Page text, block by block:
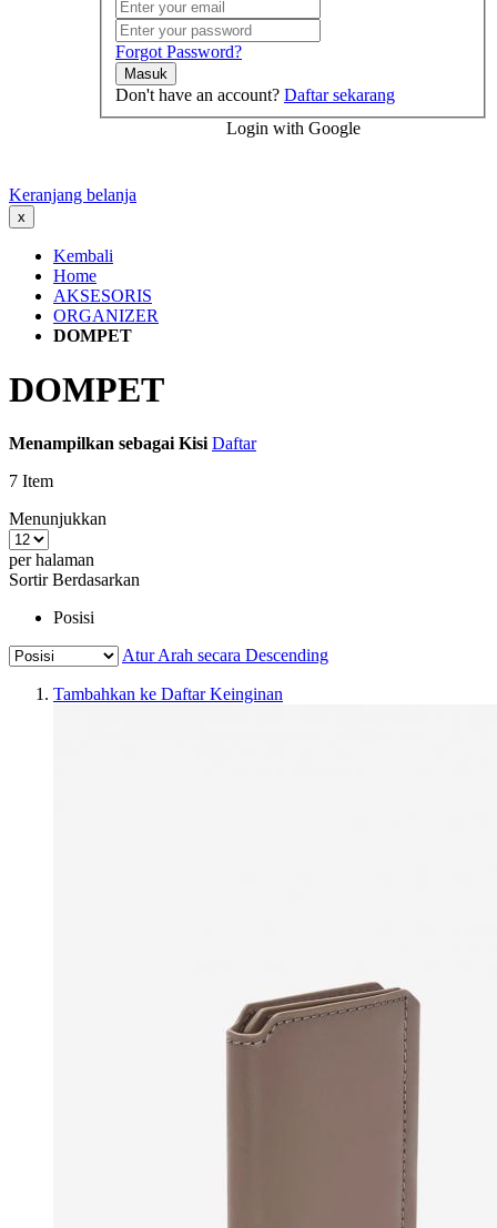
Forgot Password?
Masuk
Don't have an account? Daftar sekarang
Login with Google
Keranjang belanja
x
Kembali
Home
AKSESORIS
ORGANIZER
DOMPET
DOMPET
Menampilkan sebagai Kisi Daftar
7 Item
Menunjukkan
per halaman
Sortir Berdasarkan
Posisi
Atur Arah secara Descending
Tambahkan ke Daftar Keinginan